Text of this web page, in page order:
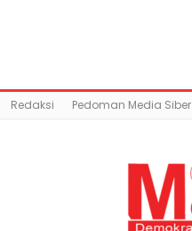
Redaksi Pedoman Media Siber